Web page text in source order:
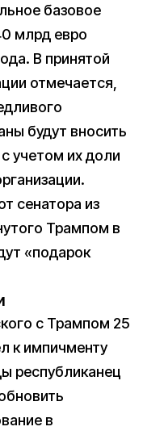
базовое
млрд евро
В принятой
отмечается,
будут вносить
учетом их доли
сенатора из
Трампом в
«подарок
с Трампом 25
к импичменту
республиканец
в